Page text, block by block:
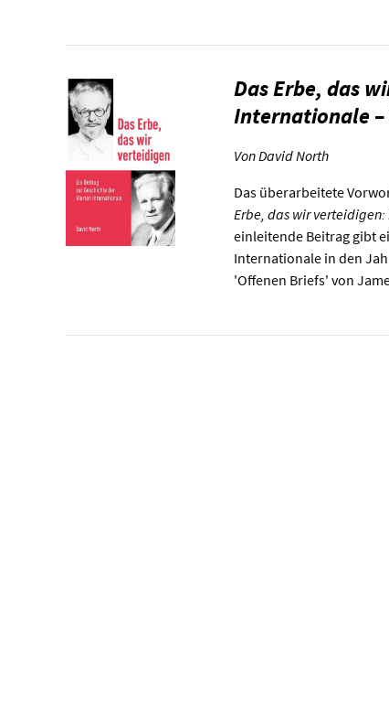
Das Erbe, das
Internationale
Von David North
Das überarbeitete
Erbe, das wir
einleitende Beitrag gibt
Internationale in den
'Offenen Briefs' von